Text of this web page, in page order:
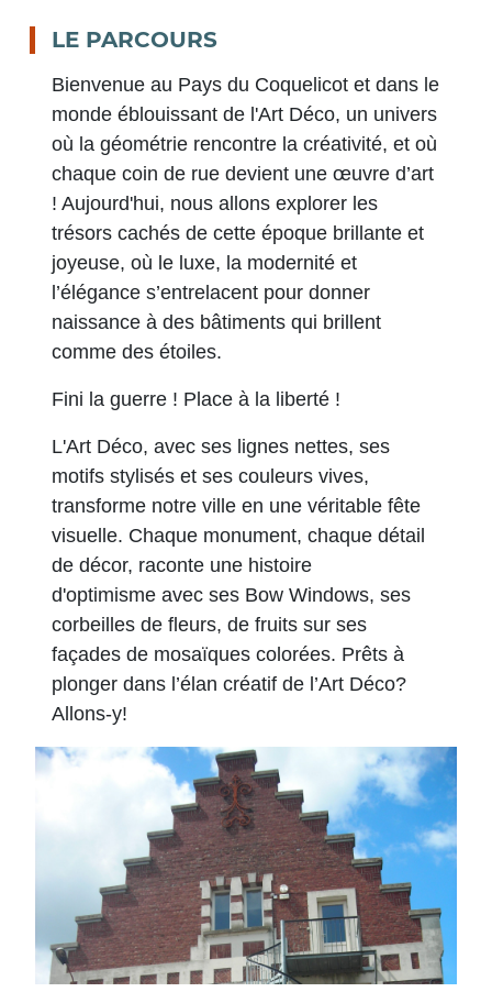
LE PARCOURS
Bienvenue au Pays du Coquelicot et dans le
monde éblouissant de l'Art Déco, un univers
où la géométrie rencontre la créativité, et où
chaque coin de rue devient une œuvre d’art
! Aujourd'hui, nous allons explorer les
trésors cachés de cette époque brillante et
joyeuse, où le luxe, la modernité et
l’élégance s’entrelacent pour donner
naissance à des bâtiments qui brillent
comme des étoiles.
Fini la guerre ! Place à la liberté !
L'Art Déco, avec ses lignes nettes, ses
motifs stylisés et ses couleurs vives,
transforme notre ville en une véritable fête
visuelle. Chaque monument, chaque détail
de décor, raconte une histoire
d'optimisme avec ses Bow Windows, ses
corbeilles de fleurs, de fruits sur ses
façades de mosaïques colorées. Prêts à
plonger dans l’élan créatif de l’Art Déco?
Allons-y!